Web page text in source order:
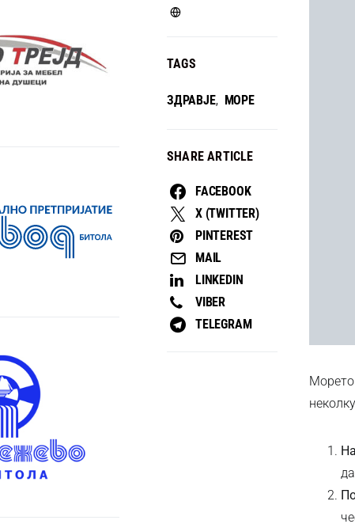
TAGS
ЗДРАВЈЕ, МОРЕ
SHARE ARTICLE
FACEBOOK
X (TWITTER)
PINTEREST
MAIL
LINKEDIN
VIBER
TELEGRAM
Морето